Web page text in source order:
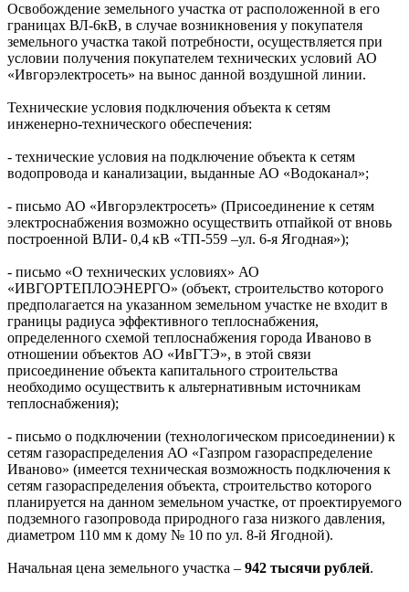
Освобождение земельного участка от расположенной в его
границах ВЛ-6кВ, в случае возникновения у покупателя
земельного участка такой потребности, осуществляется при
условии получения покупателем технических условий АО
«Ивгорэлектросеть» на вынос данной воздушной линии.
Технические условия подключения объекта к сетям
инженерно-технического обеспечения:
- технические условия на подключение объекта к сетям
водопровода и канализации, выданные АО «Водоканал»;
- письмо АО «Ивгорэлектросеть» (Присоединение к сетям
электроснабжения возможно осуществить отпайкой от вновь
построенной ВЛИ- 0,4 кВ «ТП-559 –ул. 6-я Ягодная»);
- письмо «О технических условиях» АО
«ИВГОРТЕПЛОЭНЕРГО» (объект, строительство которого
предполагается на указанном земельном участке не входит в
границы радиуса эффективного теплоснабжения,
определенного схемой теплоснабжения города Иваново в
отношении объектов АО «ИвГТЭ», в этой связи
присоединение объекта капитального строительства
необходимо осуществить к альтернативным источникам
теплоснабжения);
- письмо о подключении (технологическом присоединении) к
сетям газораспределения АО «Газпром газораспределение
Иваново» (имеется техническая возможность подключения к
сетям газораспределения объекта, строительство которого
планируется на данном земельном участке, от проектируемого
подземного газопровода природного газа низкого давления,
диаметром 110 мм к дому № 10 по ул. 8-й Ягодной).
Начальная цена земельного участка – 942 тысячи рублей.